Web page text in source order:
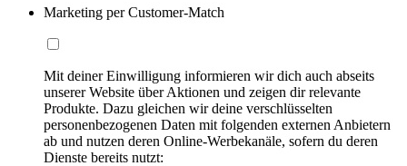
Marketing per Customer-Match
Mit deiner Einwilligung informieren wir dich auch abseits
unserer Website über Aktionen und zeigen dir relevante
Produkte. Dazu gleichen wir deine verschlüsselten
personenbezogenen Daten mit folgenden externen Anbietern
ab und nutzen deren Online-Werbekanäle, sofern du deren
Dienste bereits nutzt: